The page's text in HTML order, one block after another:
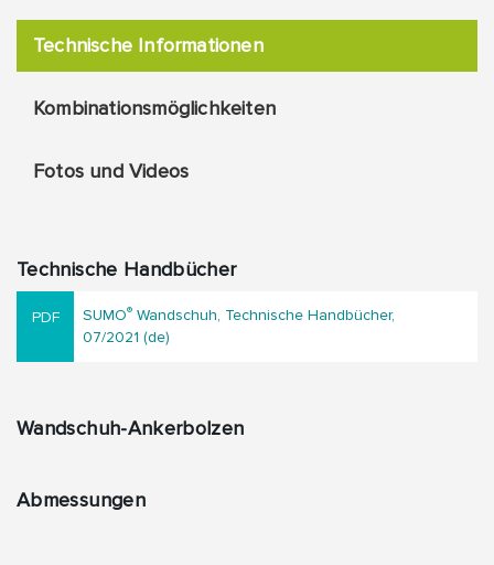
Technische Informationen
Kombinationsmöglichkeiten
Fotos und Videos
Technische Handbücher
SUMO® Wandschuh, Technische Handbücher,
07/2021 (de)
Wandschuh-Ankerbolzen
Abmessungen